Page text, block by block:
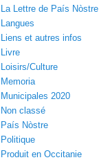
La Lettre de País Nòstre
Langues
Liens et autres infos
Livre
Loisirs/Culture
Memoria
Municipales 2020
Non classé
País Nòstre
Politique
Produit en Occitanie